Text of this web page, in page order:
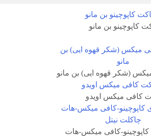
کاپوچینو بن مانو
(شکر قهوه ایی) بن مانو
کافی میکس اویدو
کاپوچینو-کافی میکس-هات